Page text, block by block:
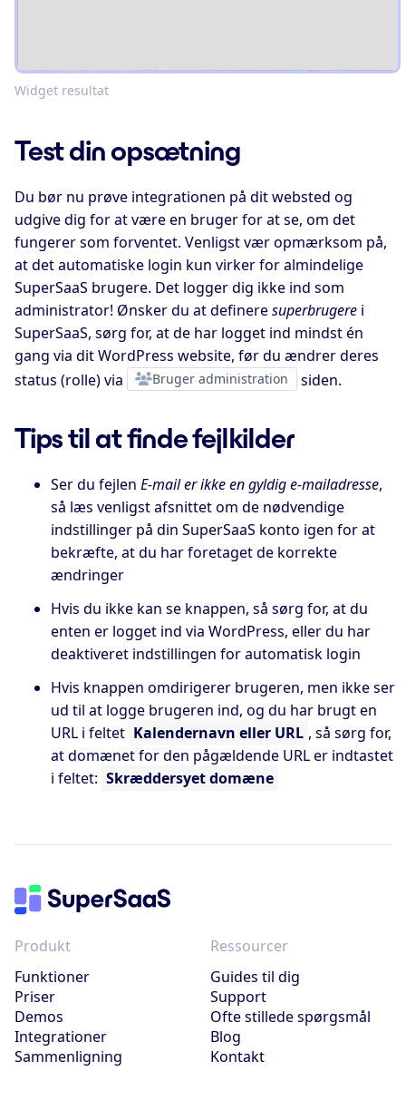
Widget resultat
Test din opsætning
Du bør nu prøve integrationen på dit websted og
udgive dig for at være en bruger for at se, om det
fungerer som forventet. Venligst vær opmærksom på,
at det automatiske login kun virker for almindelige
SuperSaaS brugere. Det logger dig ikke ind som
administrator! Ønsker du at defineresuperbrugere i
SuperSaaS, sørg for, at de har logget ind mindst én
gang via dit WordPress website, før du ændrer deres
status (rolle) via
Bruger administration siden.
Tips til at finde fejlkilder
Ser du fejlen E-mail er ikke en gyldig e-mailadresse,
så læs venligst afsnittet om de nødvendige
indstillinger på din SuperSaaS konto igen for at
bekræfte, at du har foretaget de korrekte
ændringer
Hvis du ikke kan se knappen, så sørg for, at du
enten er logget ind via WordPress, eller du har
deaktiveret indstillingen for automatisk login
Hvis knappen omdirigerer brugeren, men ikke ser
ud til at logge brugeren ind, og du har brugt en
URL i feltet Kalendernavn eller URL , så sørg for,
at domænet for den pågældende URL er indtastet
i feltet: Skræddersyet domæne
Produkt
Funktioner
Priser
Demos
Integrationer
Sammenligning
Ressourcer
Guides til dig
Support
Ofte stillede spørgsmål
Blog
Kontakt